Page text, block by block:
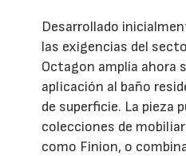
Desarrollado
las exigencias del
Octagon amplía ahora
aplicación al baño
de superficie. La pieza
colecciones de
como Finion, o